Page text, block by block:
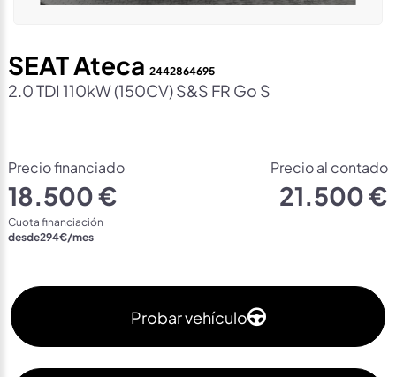
SEAT Ateca 2442864695
2.0 TDI 110kW (150CV) S&S FR Go S
Precio financiado
18.500 €
Cuota financiación
desde294€/mes
Precio al contado
21.500 €
Probar vehículo